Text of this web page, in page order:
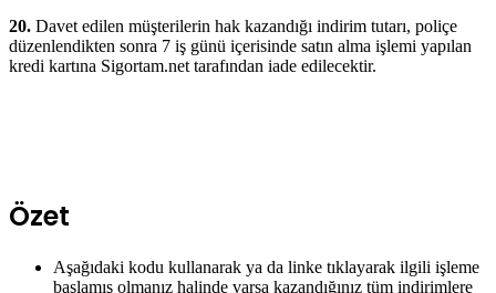
20. Davet edilen müşterilerin hak kazandığı indirim tutarı, poliçe
düzenlendikten sonra 7 iş günü içerisinde satın alma işlemi yapılan
kredi kartına Sigortam.net tarafından iade edilecektir.
Özet
Aşağıdaki kodu kullanarak ya da linke tıklayarak ilgili işleme
başlamış olmanız halinde varsa kazandığınız tüm indirimlere